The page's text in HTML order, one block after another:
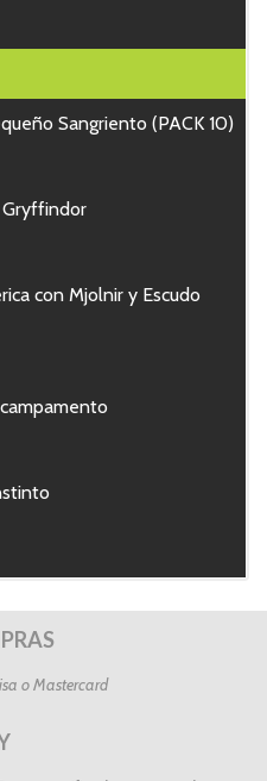
Sangriento (PACK 10)
con Mjolnir y Escudo
o Mastercard